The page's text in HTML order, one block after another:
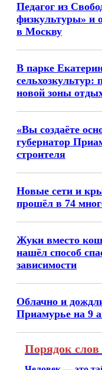
Педагог из
физкультуры» и
в Москву
В парке
сельхозкультур:
новой зоны
«Вы создаёте
губернатор
строителя
Новые сети и
прошёл в 74
Жуки вместо
нашёл способ
зависимости
Облачно и
Приамурье на 9
Порядок